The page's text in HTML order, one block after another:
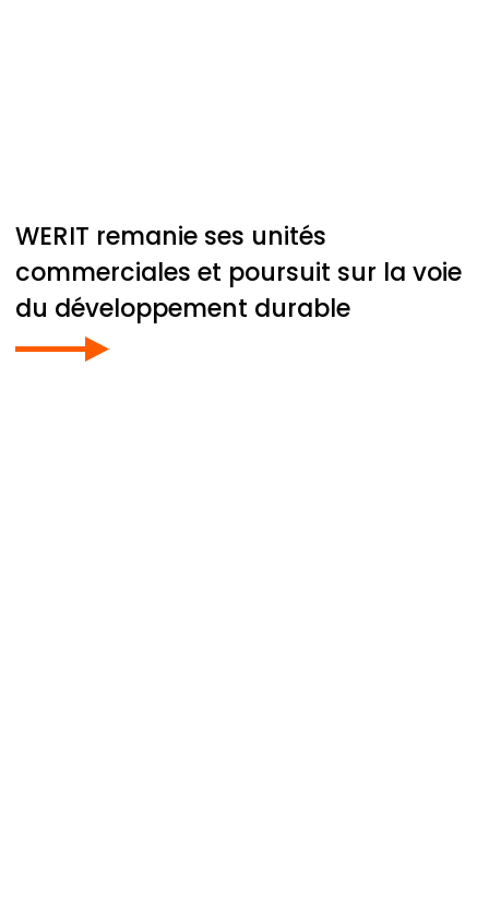
WERIT remanie ses unités
commerciales et poursuit sur la voie
du développement durable